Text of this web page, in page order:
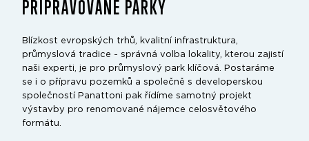
PŘIPRAVOVANÉ PARKY
Blízkost evropských trhů, kvalitní infrastruktura,
průmyslová tradice - správná volba lokality, kterou zajistí
naši experti, je pro průmyslový park klíčová. Postaráme
se i o přípravu pozemků a společně s developerskou
společností Panattoni pak řídíme samotný projekt
výstavby pro renomované nájemce celosvětového
formátu.